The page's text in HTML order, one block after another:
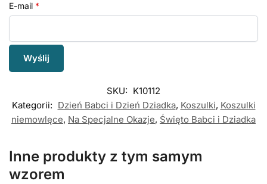
E-mail *
SKU: K10112
Kategorii: Dzień Babci i Dzień Dziadka, Koszulki, Koszulki
niemowlęce, Na Specjalne Okazje, Święto Babci i Dziadka
Inne produkty z tym samym
wzorem